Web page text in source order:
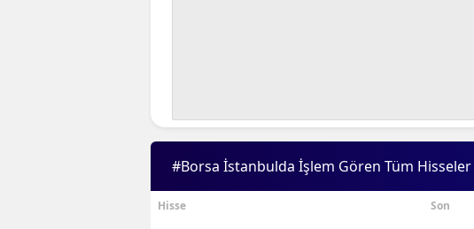
#Borsa İstanbulda İşlem Gören Tüm Hisseler
Hisse Son